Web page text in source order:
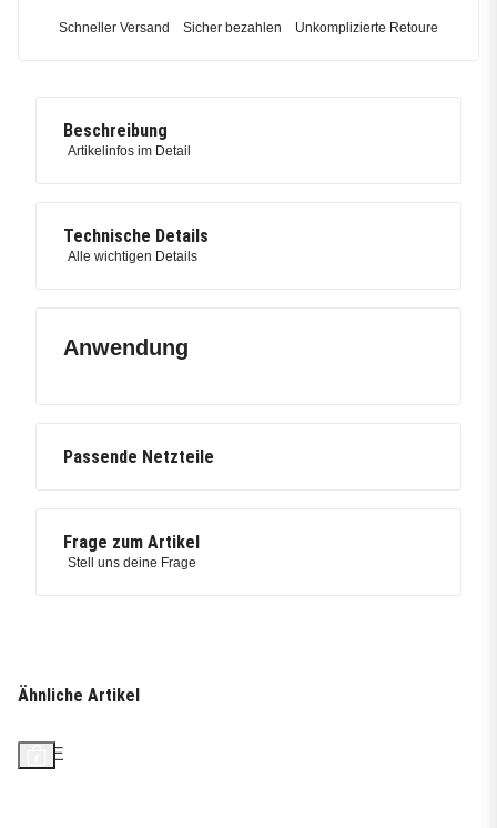
Schneller Versand Sicher bezahlen Unkomplizierte Retoure
Beschreibung
Artikelinfos im Detail
Technische Details
Alle wichtigen Details
Anwendung
Passende Netzteile
Frage zum Artikel
Stell uns deine Frage
Ähnliche Artikel
SALE